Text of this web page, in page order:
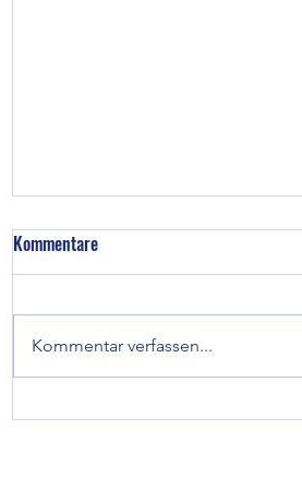
Bericht zur DM 2026 im Kegeln
Kommentare
Kommentar verfassen...